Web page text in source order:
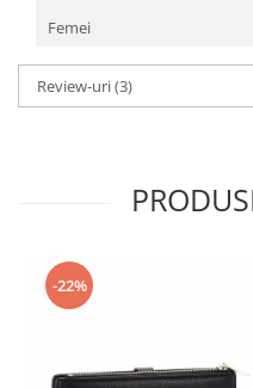
Femei
Review-uri(3)
-22%